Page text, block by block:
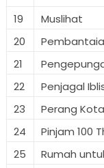
19
Muslihat
20
21
22
Penjagal
23
Perang Kota
24
Pinjam 100
25
Rumah